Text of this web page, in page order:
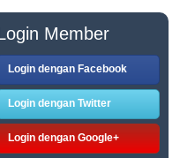
Member
Login dengan Facebook
Login dengan Twitter
Login dengan Google+